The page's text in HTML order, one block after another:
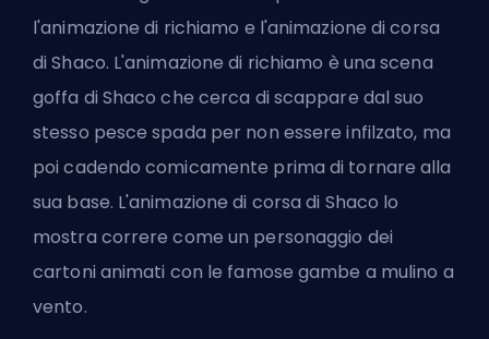
l'animazione di richiamo e l'animazione di corsa
di Shaco. L'animazione di richiamo è una scena
goffa di Shaco che cerca di scappare dal suo
stesso pesce spada per non essere infilzato, ma
poi cadendo comicamente prima di tornare alla
sua base. L'animazione di corsa di Shaco lo
mostra correre come un personaggio dei
cartoni animati con le famose gambe a mulino a
vento.